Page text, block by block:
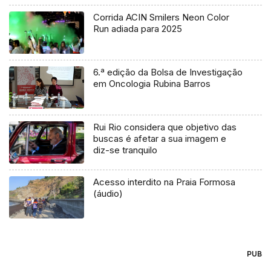
Corrida ACIN Smilers Neon Color
Run adiada para 2025
6.ª edição da Bolsa de Investigação
em Oncologia Rubina Barros
Rui Rio considera que objetivo das
buscas é afetar a sua imagem e
diz-se tranquilo
Acesso interdito na Praia Formosa
(áudio)
PUB